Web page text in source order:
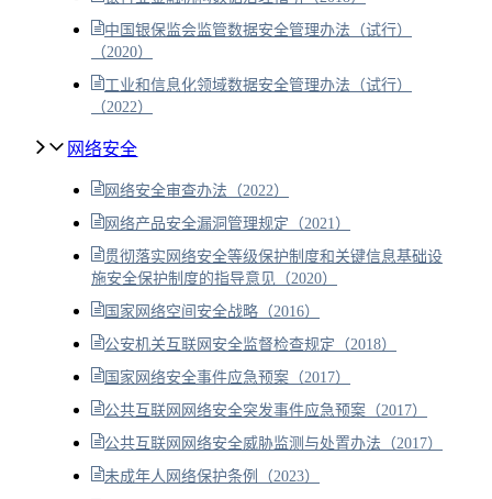
中国银保监会监管数据安全管理办法（试行）
（2020）
工业和信息化领域数据安全管理办法（试行）
（2022）
网络安全
网络安全审查办法（2022）
网络产品安全漏洞管理规定（2021）
贯彻落实网络安全等级保护制度和关键信息基础设
施安全保护制度的指导意见（2020）
国家网络空间安全战略（2016）
公安机关互联网安全监督检查规定（2018）
国家网络安全事件应急预案（2017）
公共互联网网络安全突发事件应急预案（2017）
公共互联网网络安全威胁监测与处置办法（2017）
未成年人网络保护条例（2023）